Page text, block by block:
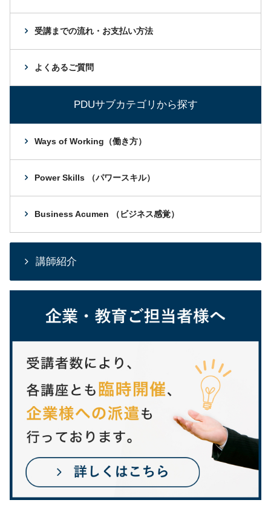
受講までの流れ・お支払い方法
よくあるご質問
PDUサブカテゴリから探す
Ways of Working（働き方）
Power Skills （パワースキル）
Business Acumen （ビジネス感覚）
講師紹介